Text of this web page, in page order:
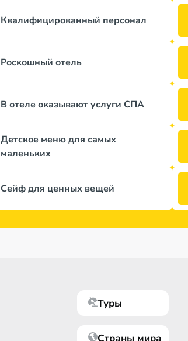
Квалифицированный персонал
Роскошный отель
В отеле оказывают услуги СПА
Детское меню для самых
маленьких
Сейф для ценных вещей
Туры
Страны мира